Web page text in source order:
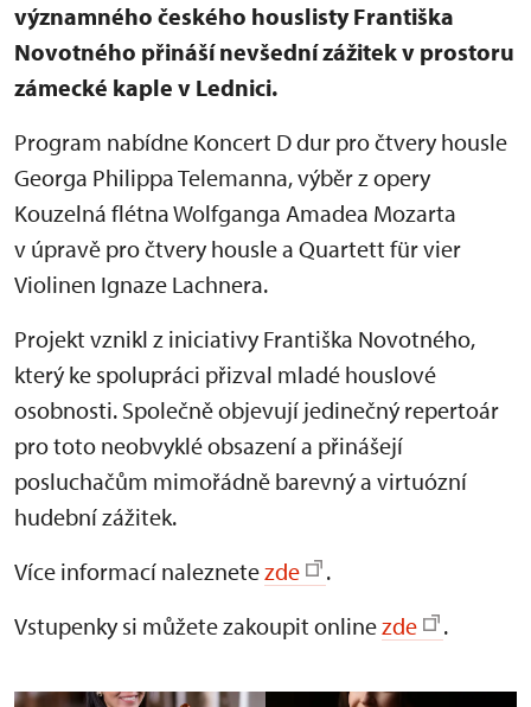
významného českého houslisty Františka
Novotného přináší nevšední zážitek v prostoru
zámecké kaple v Lednici.
Program nabídne Koncert D dur pro čtvery housle
Georga Philippa Telemanna, výběr z opery
Kouzelná flétna Wolfganga Amadea Mozarta
v úpravě pro čtvery housle a Quartett für vier
Violinen Ignaze Lachnera.
Projekt vznikl z iniciativy Františka Novotného,
který ke spolupráci přizval mladé houslové
osobnosti. Společně objevují jedinečný repertoár
pro toto neobvyklé obsazení a přinášejí
posluchačům mimořádně barevný a virtuózní
hudební zážitek.
Více informací naleznetezde
.
Vstupenky si můžete zakoupit onlinezde .